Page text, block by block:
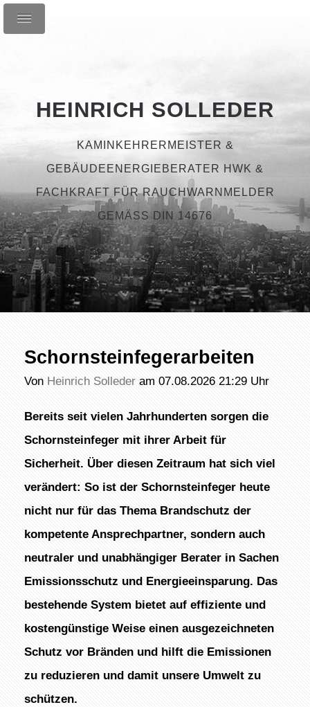
HEINRICH SOLLEDER
KAMINKEHRERMEISTER &
GEBÄUDEENERGIEBERATER HWK &
FACHKRAFT FÜR RAUCHWARNMELDER
GEMÄSS DIN 14676
Schornsteinfegerarbeiten
Von Heinrich Sollederam 07.08.2026 21:29 Uhr
Bereits seit vielen Jahrhunderten sorgen die
Schornsteinfeger mit ihrer Arbeit für
Sicherheit. Über diesen Zeitraum hat sich viel
verändert: So ist der Schornsteinfeger heute
nicht nur für das Thema Brandschutz der
kompetente Ansprechpartner, sondern auch
neutraler und unabhängiger Berater in Sachen
Emissionsschutz und Energieeinsparung. Das
bestehende System bietet auf effiziente und
kostengünstige Weise einen ausgezeichneten
Schutz vor Bränden und hilft die Emissionen
zu reduzieren und damit unsere Umwelt zu
schützen.